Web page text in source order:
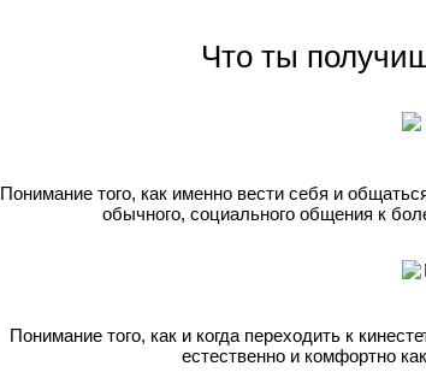
Что ты
Понимание того, как именно вести себя и
обычного, социального общения к
Понимание того, как и когда переходить к
естественно и комфортно